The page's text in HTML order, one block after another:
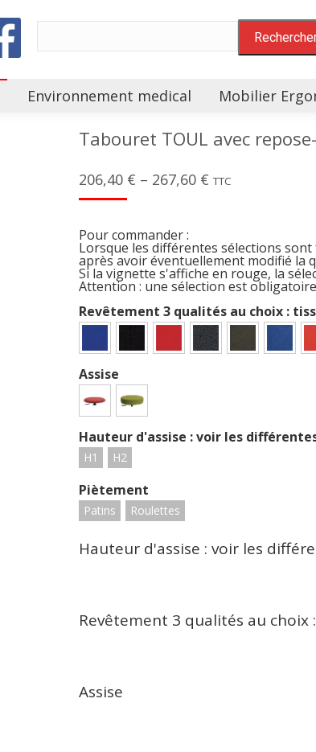
Environnement medical Mobilier
Tabouret TOUL avec
206,40 € – 267,60 € TTC
Pour commander :
Lorsque les différentes sélections
après avoir éventuellement modifié la
Si la vignette s'affiche en rouge, la
Attention : une sélection est
Revêtement 3 qualités au choix :
Assise
Hauteur d'assise : voir les
H1 H2
Piètement
Patins Roulettes
Hauteur d'assise : voir les
Revêtement 3 qualités au choix
Assise